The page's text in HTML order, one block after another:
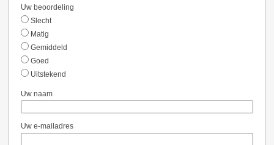
Uw beoordeling
Slecht
Matig
Gemiddeld
Goed
Uitstekend
Uw naam
Uw e-mailadres